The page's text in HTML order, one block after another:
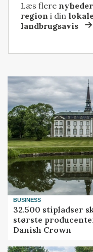
Læs flere
region i din
landbrugsavis
BUSINESS
32.500 stipladser
største
Danish Crown